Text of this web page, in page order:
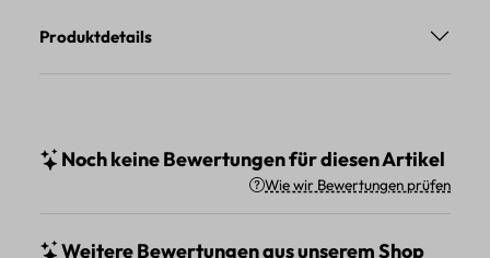
Produktdetails
Noch keine Bewertungen für diesen Artikel
Wie wir Bewertungen prüfen
Weitere Bewertungen aus unserem Shop